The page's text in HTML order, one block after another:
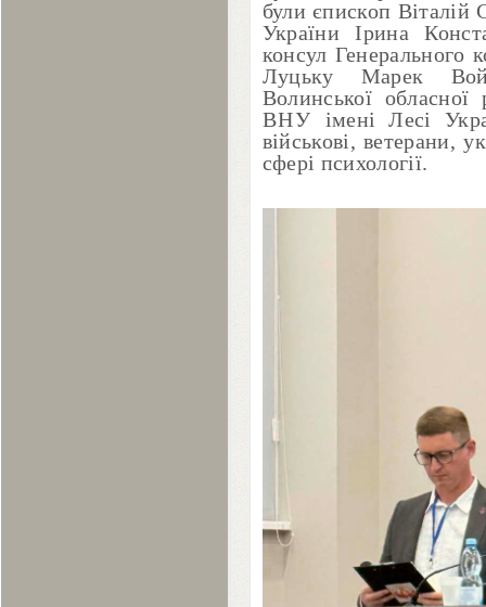
були єпископ Віталій
України Ірина
консул Генерального
Луцьку Марек
Волинської обласної
ВНУ імені Лесі
військові, ветерани,
сфері психології.